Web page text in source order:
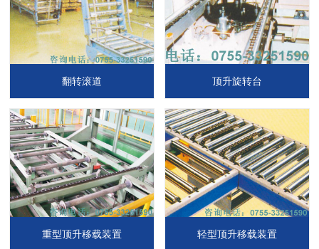
翻转滚道 顶升旋转台
重型顶升移载装置 轻型顶升移载装置